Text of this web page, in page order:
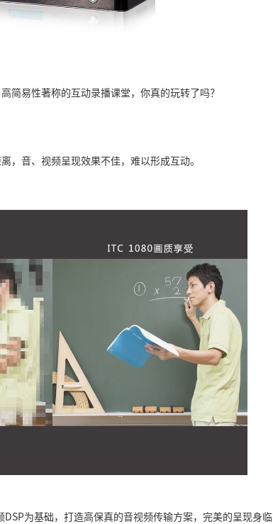
简易性著称的互动录播课堂，你真的玩转了吗？
，音、视频呈现效果不佳，难以形成互动。
为基础，打造高保真的音视频传输方案，完美的呈现身临